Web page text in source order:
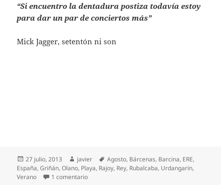
“Si encuentro la dentadura postiza todavía estoy
para dar un par de conciertos más”
Mick Jagger, setentón ni son
Publicado
el
27 julio, 2013 Autor
javier Etiquetas
Agosto, Bárcenas, Barcina, ERE,
España,Griñán,Olano, Playa, Rajoy, Rey, Rubalcaba, Urdangarin,
Verano
1 comentarioen Agosto, mucho más que sol y playa